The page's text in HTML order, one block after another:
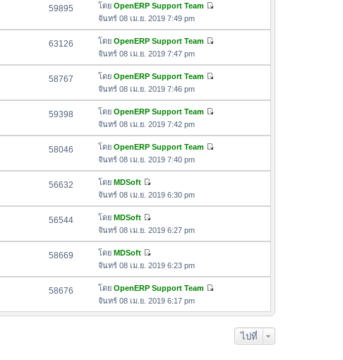
า
สุ
า
ม
ล่
า
สุ
อ
ค
ว
า
ม
ล่
า
สุ
59895 โดย OpenERP Support Team
ข้
ว
ล่
จันทร์ 08 เม.ย. 2019 7:49 pm
63126 โดย OpenERP Support Team
ข้
ว
ล่
จันทร์ 08 เม.ย. 2019 7:47 pm
58767 โดย OpenERP Support Team
ข้
ว
ล่
จันทร์ 08 เม.ย. 2019 7:46 pm
59398 โดย OpenERP Support Team
ข้
ว
ล่
จันทร์ 08 เม.ย. 2019 7:42 pm
58046 โดย OpenERP Support Team
ข้
ว
ล่
จันทร์ 08 เม.ย. 2019 7:40 pm
56632 โดย MDSoft
ดู
ข้
ค
ว
ม
ล่
า
สุ
ด
จันทร์ 08 เม.ย. 2019 6:30 pm
56544 โดย MDSoft
ดู
ข้
ค
ว
า
ม
ล่
จันทร์ 08 เม.ย. 2019 6:27 pm
58669 โดย MDSoft
ดู
ข้
อ
ค
ว
จันทร์ 08 เม.ย. 2019 6:23 pm
58676 โดย OpenERP Support Team
ข้
จันทร์ 08 เม.ย. 2019 6:17 pm
ไปที่